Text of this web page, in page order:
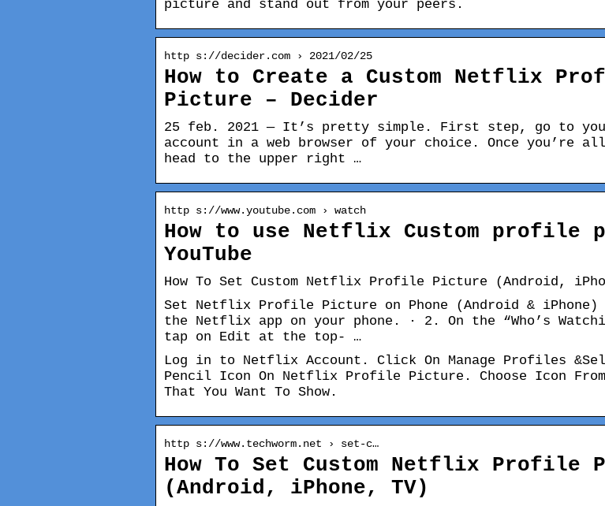
picture and stand out from your peers.
http s://decider.com › 2021/02/25
How to Create a Custom Netflix
Picture – Decider
25 feb. 2021 — It’s pretty simple. First step, go to
account in a web browser of your choice. Once you’re
head to the upper right …
http s://www.youtube.com › watch
How to use Netflix Custom profile
YouTube
How To Set Custom Netflix Profile Picture (Android,
Set Netflix Profile Picture on Phone (Android & iPhone)
the Netflix app on your phone. · 2. On the “Who’s
tap on Edit at the top- …
Log in to Netflix Account. Click On Manage Profiles
Pencil Icon On Netflix Profile Picture. Choose Icon
That You Want To Show.
http s://www.techworm.net › set-c…
How To Set Custom Netflix Profile
(Android, iPhone, TV)